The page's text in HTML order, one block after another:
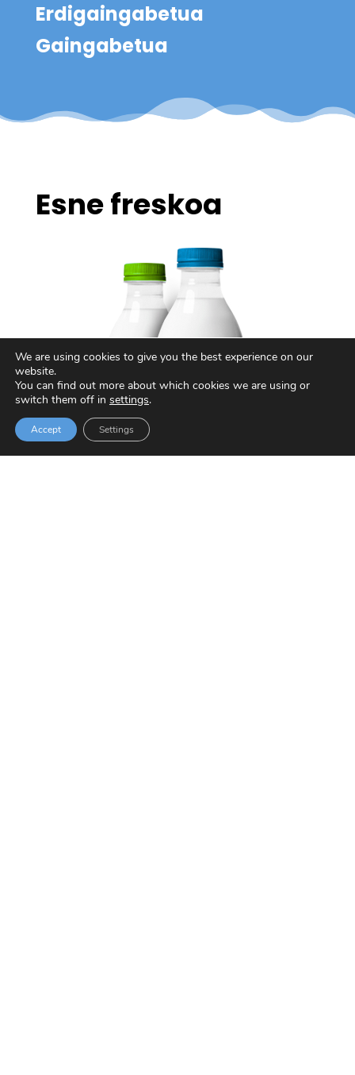
Erdigaingabetua
Gaingabetua
Esne freskoa
We are using cookies to give you the best experience on our
website.
You can find out more about which cookies we are using or
switch them off in settings.
Accept Settings